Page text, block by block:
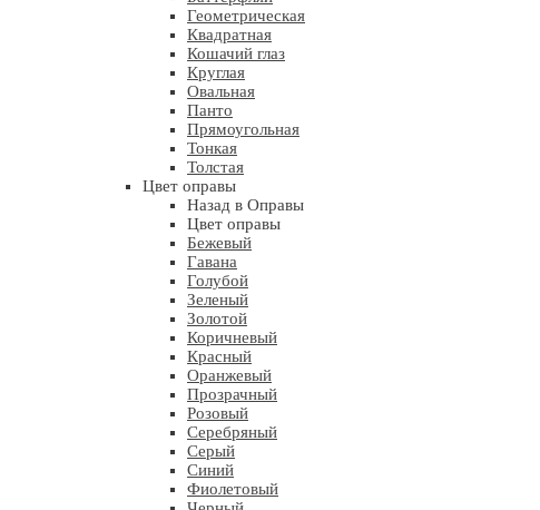
Геометрическая
Квадратная
Кошачий глаз
Круглая
Овальная
Панто
Прямоугольная
Тонкая
Толстая
Цвет оправы
Назад в Оправы
Цвет оправы
Бежевый
Гавана
Голубой
Зеленый
Золотой
Коричневый
Красный
Оранжевый
Прозрачный
Розовый
Серебряный
Серый
Синий
Фиолетовый